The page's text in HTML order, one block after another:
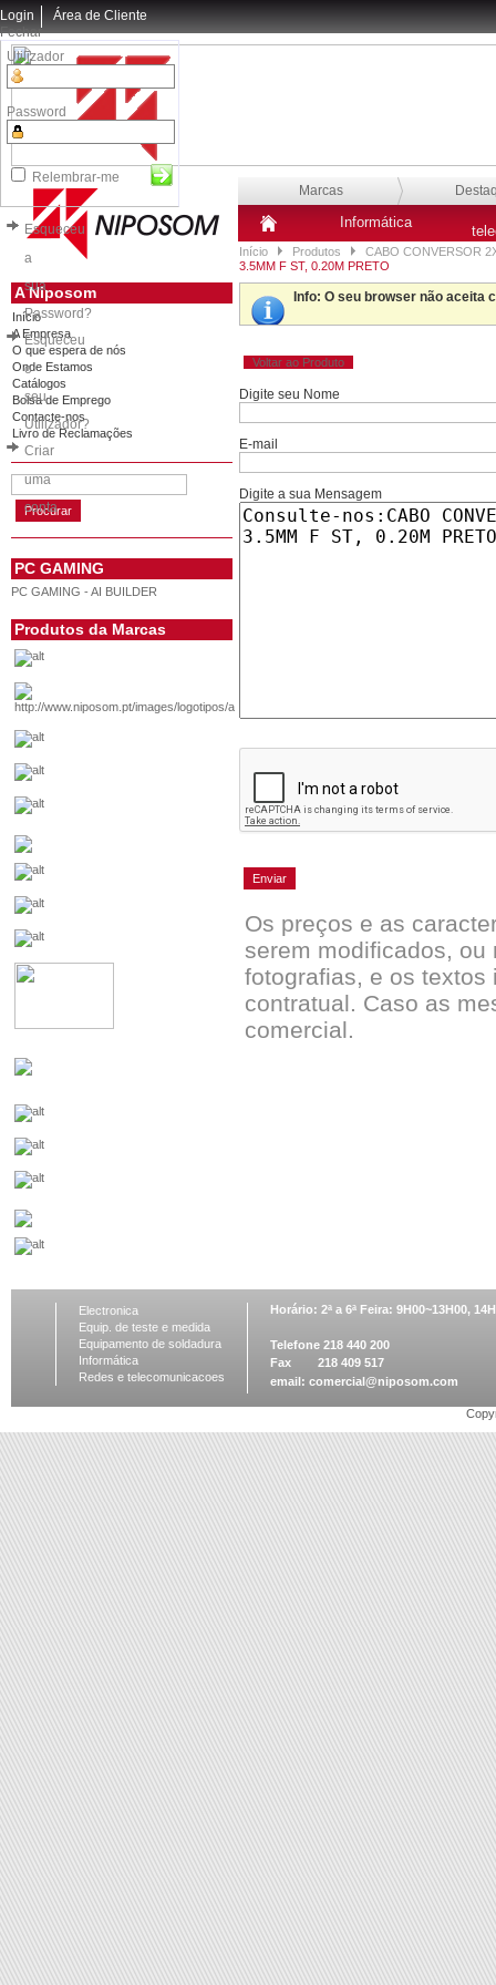
Login
Fechar
Utilizador
Password
Relembrar-me
Esqueceu
a
sua
Password?
Esqueceu
o
seu
Utilizador?
Criar
uma
conta
Área de Cliente
Marcas
Informática
Início Produtos
CABO CONVERSOR
3.5MM F ST, 0.20M PRETO
A Niposom
Início
A Empresa
O que espera de nós
Onde Estamos
Catálogos
Bolsa de Emprego
Contacte-nos
Livro de Reclamações
PC GAMING
PC GAMING - AI BUILDER
Produtos da Marcas
Info: O seu browser não aceita
Voltar ao Produto
Digite seu Nome
E-mail
Digite a sua Mensagem
Os preços e as
serem modificados, ou
fotografias, e os
contratual. Caso as
comercial.
Electronica
Equip. de teste e medida
Equipamento de soldadura
Informática
Redes e telecomunicacoes
Horário: 2ª a 6ª Feira: 9H00~13H00,
Telefone 218 440 200
Fax 218 409 517
email: comercial@niposom.com